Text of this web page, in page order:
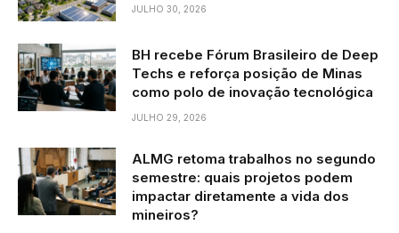
JULHO 30, 2026
BH recebe Fórum Brasileiro de Deep
Techs e reforça posição de Minas
como polo de inovação tecnológica
JULHO 29, 2026
ALMG retoma trabalhos no segundo
semestre: quais projetos podem
impactar diretamente a vida dos
mineiros?